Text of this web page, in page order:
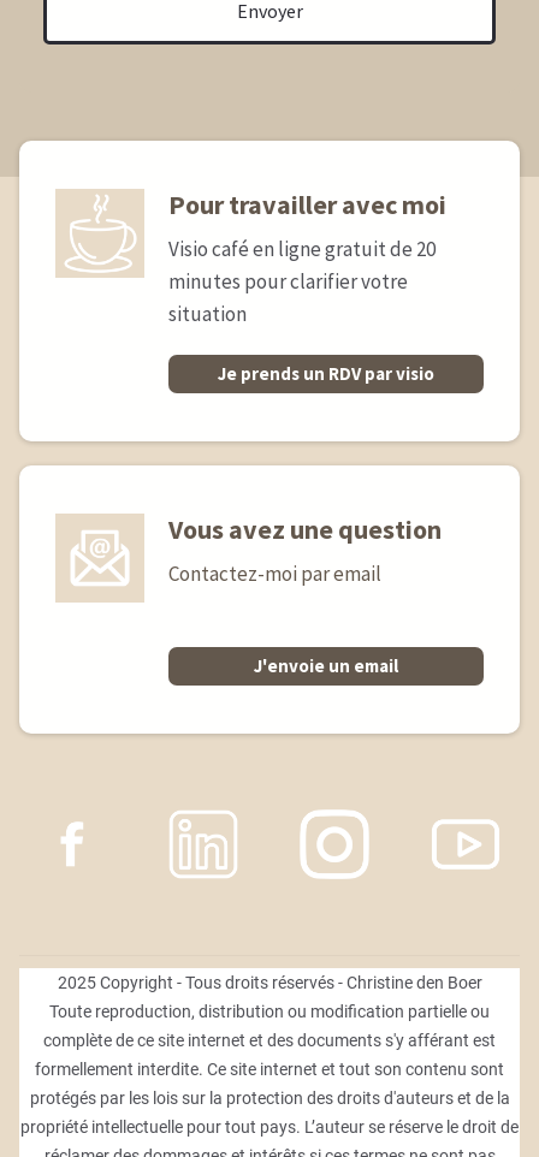
Envoyer
Pour travailler avec moi
Visio café en ligne gratuit de 20
minutes pour clarifier votre
situation
Je prends un RDV par visio
Vous avez une question
Contactez-moi par email
J'envoie un email
2025 Copyright - Tous droits réservés - Christine den Boer
Toute reproduction, distribution ou modification partielle ou
complète de ce site internet et des documents s'y afférant est
formellement interdite. Ce site internet et tout son contenu sont
protégés par les lois sur la protection des droits d'auteurs et de la
propriété intellectuelle pour tout pays. L’auteur se réserve le droit de